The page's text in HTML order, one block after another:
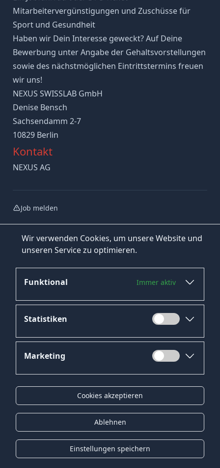
Wir verwenden Cookies, um unsere Website und
unseren Service zu optimieren.
Funktional Immer aktiv
Statistiken
Marketing
Cookies akzeptieren
Ablehnen
Einstellungen speichern
Mitarbeitervergünstigungen und Zuschüsse für
Sport und Gesundheit
Haben wir Dein Interesse geweckt? Auf Deine
Bewerbung unter Angabe der Gehaltsvorstellungen
sowie des nächstmöglichen Eintrittstermins freuen
wir uns!
NEXUS SWISSLAB GmbH
Denise Bensch
Sachsendamm 2-7
10829 Berlin
Kontakt
NEXUS AG
Job melden
Jetzt bewerben
Datenschutz
Impressum
Kontakt
Gender-Hinweis
© 2026 Onyx Consulting GmbH